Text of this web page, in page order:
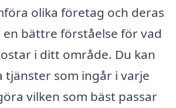
olika företag och deras
bättre förståelse för vad
i ditt område. Du kan
tjänster som ingår i varje
vilken som bäst passar